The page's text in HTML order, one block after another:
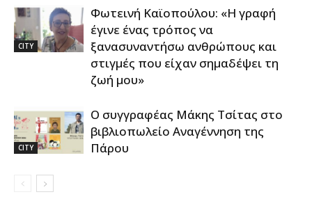
CITY
Φωτεινή Καϊοπούλου: «Η γραφή
έγινε ένας τρόπος να
ξανασυναντήσω ανθρώπους και
στιγμές που είχαν σημαδέψει τη
ζωή μου»
CITY
Ο συγγραφέας Μάκης Τσίτας στο
βιβλιοπωλείο Αναγέννηση της
Πάρου